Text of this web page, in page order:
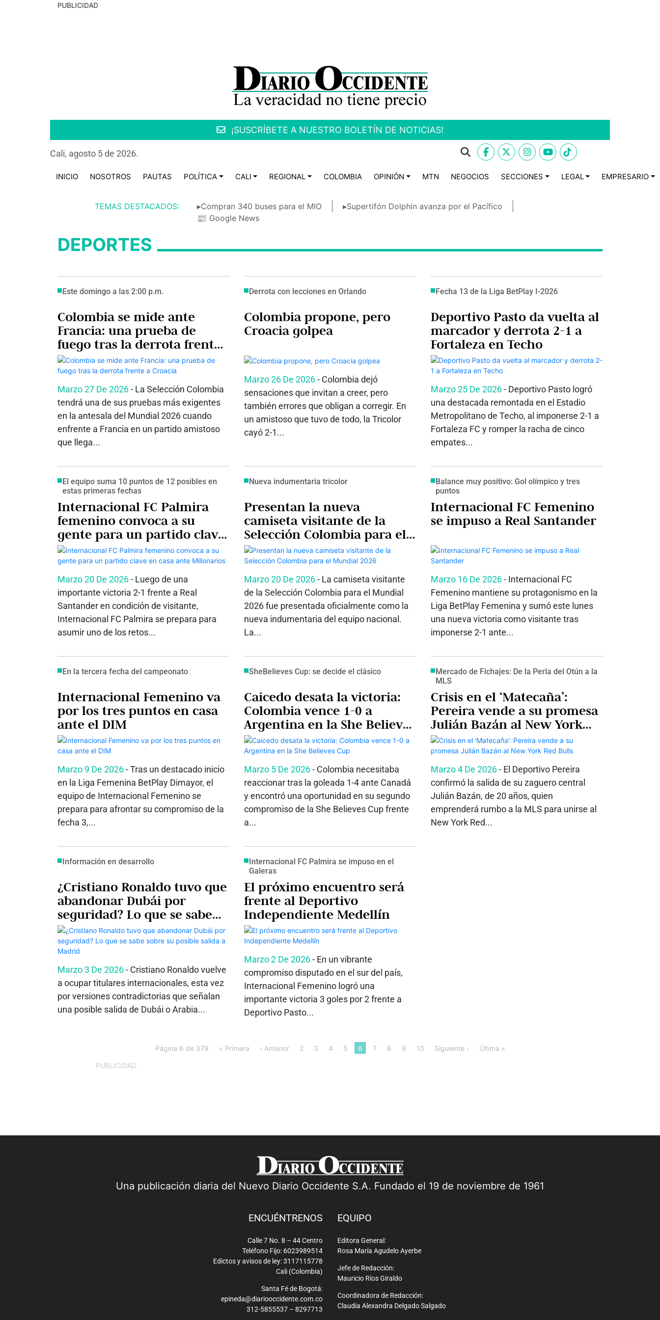
PUBLICIDAD
¡SUSCRÍBETE A NUESTRO BOLETÍN DE NOTICIAS!
Cali, agosto 5 de 2026.
INICIO NOSOTROS PAUTAS POLÍTICA CALI REGIONAL COLOMBIA OPINIÓN MTN NEGOCIOS SECCIONES LEGAL EMPRESARIO
TEMAS DESTACADOS: ▸Compran 340 buses para el MIO
▸Supertifón Dolphin avanza por el Pacífico
📰 Google News
DEPORTES
Este domingo a las 2:00 p.m.
Colombia se mide ante
Francia: una prueba de
fuego tras la derrota frente
a Croacia
Marzo 27 De 2026- La Selección Colombia
tendrá una de sus pruebas más exigentes
en la antesala del Mundial 2026 cuando
enfrente a Francia en un partido amistoso
que llega...
Derrota con lecciones en Orlando
Colombia propone, pero
Croacia golpea
Marzo 26 De 2026- Colombia dejó
sensaciones que invitan a creer, pero
también errores que obligan a corregir. En
un amistoso que tuvo de todo, la Tricolor
cayó 2-1...
Fecha 13 de la Liga BetPlay I-2026
Deportivo Pasto da vuelta al
marcador y derrota 2-1 a
Fortaleza en Techo
Marzo 25 De 2026- Deportivo Pasto logró
una destacada remontada en el Estadio
Metropolitano de Techo, al imponerse 2-1 a
Fortaleza FC y romper la racha de cinco
empates...
El equipo suma 10 puntos de 12 posibles en
estas primeras fechas
Internacional FC Palmira
femenino convoca a su
gente para un partido clave
en casa ante Millonarios
Marzo 20 De 2026- Luego de una
importante victoria 2-1 frente a Real
Santander en condición de visitante,
Internacional FC Palmira se prepara para
asumir uno de los retos...
Nueva indumentaria tricolor
Presentan la nueva
camiseta visitante de la
Selección Colombia para el
Mundial 2026
Marzo 20 De 2026- La camiseta visitante
de la Selección Colombia para el Mundial
2026 fue presentada oficialmente como la
nueva indumentaria del equipo nacional.
La...
Balance muy positivo: Gol olímpico y tres
puntos
Internacional FC Femenino
se impuso a Real Santander
Marzo 16 De 2026- Internacional FC
Femenino mantiene su protagonismo en la
Liga BetPlay Femenina y sumó este lunes
una nueva victoria como visitante tras
imponerse 2-1 ante...
En la tercera fecha del campeonato
Internacional Femenino va
por los tres puntos en casa
ante el DIM
Marzo 9 De 2026- Tras un destacado inicio
en la Liga Femenina BetPlay Dimayor, el
equipo de Internacional Femenino se
prepara para afrontar su compromiso de la
fecha 3,...
SheBelieves Cup: se decide el clásico
Caicedo desata la victoria:
Colombia vence 1-0 a
Argentina en la She Believes
Cup
Marzo 5 De 2026- Colombia necesitaba
reaccionar tras la goleada 1-4 ante Canadá
y encontró una oportunidad en su segundo
compromiso de la She Believes Cup frente
a...
Mercado de Fichajes: De la Perla del Otún a la
MLS
Crisis en el ‘Matecaña’:
Pereira vende a su promesa
Julián Bazán al New York
Red Bulls
Marzo 4 De 2026- El Deportivo Pereira
confirmó la salida de su zaguero central
Julián Bazán, de 20 años, quien
emprenderá rumbo a la MLS para unirse al
New York Red...
Información en desarrollo
¿Cristiano Ronaldo tuvo que
abandonar Dubái por
seguridad? Lo que se sabe
sobre su posible salida a
Madrid
Marzo 3 De 2026- Cristiano Ronaldo vuelve
a ocupar titulares internacionales, esta vez
por versiones contradictorias que señalan
una posible salida de Dubái o Arabia...
Internacional FC Palmira se impuso en el
Galeras
El próximo encuentro será
frente al Deportivo
Independiente Medellín
Marzo 2 De 2026- En un vibrante
compromiso disputado en el sur del país,
Internacional Femenino logró una
importante victoria 3 goles por 2 frente a
Deportivo Pasto...
Página 6 de 379 « Primera ‹ Anterior 2 3 4 5 6 7 8 9 10 Siguiente › Última »
PUBLICIDAD
Una publicación diaria del Nuevo Diario Occidente S.A. Fundado el 19 de noviembre de 1961
ENCUÉNTRENOS
Calle 7 No. 8 – 44 Centro
Teléfono Fijo: 6023989514
Edictos y avisos de ley: 3117115778
Cali (Colombia)
Santa Fé de Bogotá:
epineda@diariooccidente.com.co
312-5855537 – 8297713
EQUIPO
Editora General:
Rosa María Agudelo Ayerbe
Jefe de Redacción:
Mauricio Ríos Giraldo
Coordinadora de Redacción:
Claudia Alexandra Delgado Salgado